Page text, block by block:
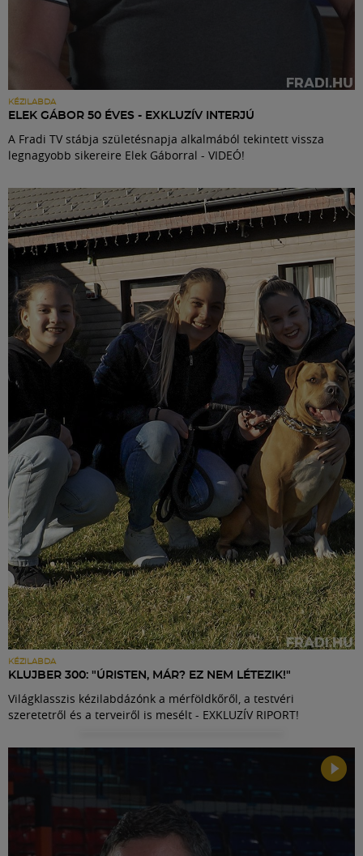
KÉZILABDA
ELEK GÁBOR 50 ÉVES - EXKLUZÍV INTERJÚ
A Fradi TV stábja születésnapja alkalmából tekintett vissza
legnagyobb sikereire Elek Gáborral - VIDEÓ!
KÉZILABDA
KLUJBER 300: "ÚRISTEN, MÁR? EZ NEM LÉTEZIK!"
Világklasszis kézilabdázónk a mérföldkőről, a testvéri
szeretetről és a terveiről is mesélt - EXKLUZÍV RIPORT!
Shop
Közösség
Múzeum
English